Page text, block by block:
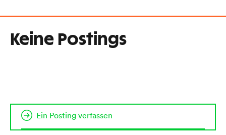
Keine Postings
Ein Posting verfassen